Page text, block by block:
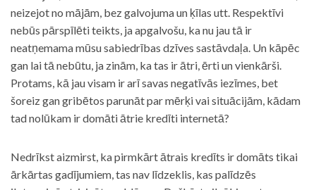
neizejot no mājām, bez galvojuma un ķīlas utt. Respektīvi
nebūs pārspīlēti teikts, ja apgalvošu, ka nu jau tā ir
neatņemama mūsu sabiedrības dzīves sastāvdaļa. Un kāpēc
gan lai tā nebūtu, ja zinām, ka tas ir ātri, ērti un vienkārši.
Protams, kā jau visam ir arī savas negatīvās iezīmes, bet
šoreiz gan gribētos parunāt par mērķi vai situācijām, kādam
tad nolūkam ir domāti ātrie kredīti internetā?
Nedrīkst aizmirst, ka pirmkārt ātrais kredīts ir domāts tikai
ārkārtas gadījumiem, tas nav līdzeklis, kas palīdzēs